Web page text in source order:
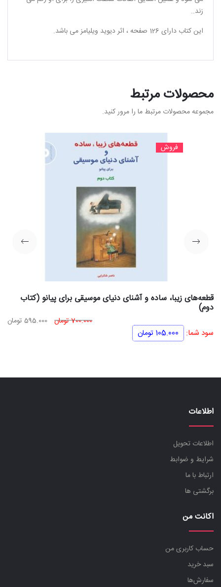
زند..
این کتاب دارای 126 صفحه ، اثر دیوید ویلیامز می باشد.
محصولات مرتبط
مجموعه محصولات مرتبط ما را مرور کنید.
فروش
قطعه‌های زیبا، ساده و آشنای دنیای موسیقی برای پیانو (کتاب
دوم)
700.000تومان قیمت
595.000 تومان
سود شما: 105.000 تومان
اطلاعات
اطلاعات تحویل
شرایط و ضوابط
ارتباط با ما
برگشتی ها
اکانت من
حساب کاربری من
سبد خرید
سفارش‌ها